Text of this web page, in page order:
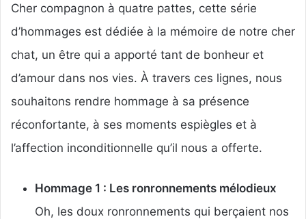
Cher compagnon à quatre pattes, cette série
d’hommages est dédiée à la mémoire de notre cher
chat, un être qui a apporté tant de bonheur et
d’amour dans nos vies. À travers ces lignes, nous
souhaitons rendre hommage à sa présence
réconfortante, à ses moments espiègles et à
l’affection inconditionnelle qu’il nous a offerte.
Hommage 1 : Les ronronnements mélodieux
Oh, les doux ronronnements qui berçaient nos